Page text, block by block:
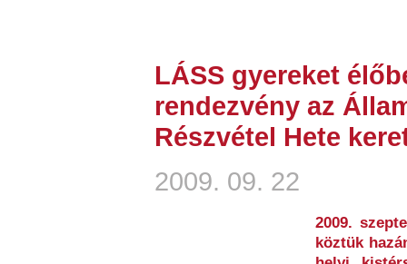
LÁSS gyereket
rendezvény az
Részvétel Hete
2009. 09. 22
2009.
köztük